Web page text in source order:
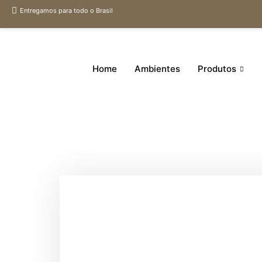
Entregamos para todo o Brasil
Home Ambientes Produtos